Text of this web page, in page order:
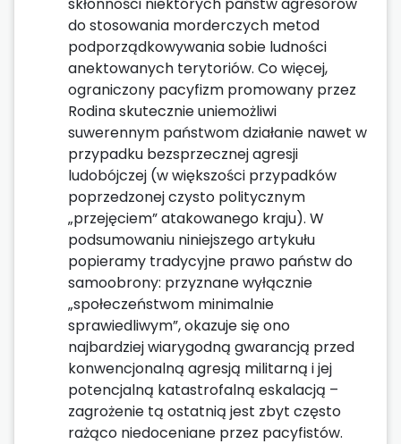
do stosowania morderczych metod
podporządkowywania sobie ludności
anektowanych terytoriów. Co więcej,
ograniczony pacyfizm promowany przez
Rodina skutecznie uniemożliwi
suwerennym państwom działanie nawet w
przypadku bezsprzecznej agresji
ludobójczej (w większości przypadków
poprzedzonej czysto politycznym
„przejęciem” atakowanego kraju). W
podsumowaniu niniejszego artykułu
popieramy tradycyjne prawo państw do
samoobrony: przyznane wyłącznie
„społeczeństwom minimalnie
sprawiedliwym”, okazuje się ono
najbardziej wiarygodną gwarancją przed
konwencjonalną agresją militarną i jej
potencjalną katastrofalną eskalacją –
zagrożenie tą ostatnią jest zbyt często
rażąco niedoceniane przez pacyfistów.